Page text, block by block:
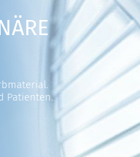
Patienten.